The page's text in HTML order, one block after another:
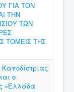
ΓΙΑ ΤΟΝ
ΤΗΝ
ΤΩΝ
ΤΟΜΕΙΣ ΤΗΣ
ο
«Ελλάδα